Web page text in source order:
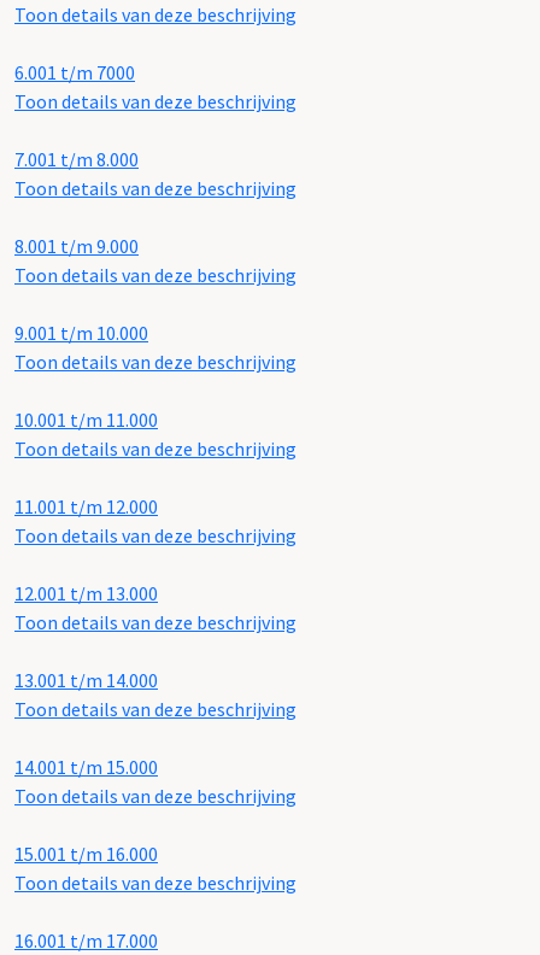
Toon details van deze beschrijving
6.001 t/m 7000
Toon details van deze beschrijving
7.001 t/m 8.000
Toon details van deze beschrijving
8.001 t/m 9.000
Toon details van deze beschrijving
9.001 t/m 10.000
Toon details van deze beschrijving
10.001 t/m 11.000
Toon details van deze beschrijving
11.001 t/m 12.000
Toon details van deze beschrijving
12.001 t/m 13.000
Toon details van deze beschrijving
13.001 t/m 14.000
Toon details van deze beschrijving
14.001 t/m 15.000
Toon details van deze beschrijving
15.001 t/m 16.000
Toon details van deze beschrijving
16.001 t/m 17.000